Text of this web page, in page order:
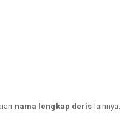
nama lengkap deris lainnya.